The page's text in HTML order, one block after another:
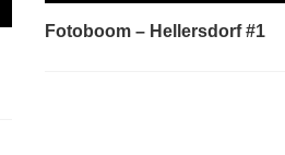
Fotoboom – Hellersdorf #1